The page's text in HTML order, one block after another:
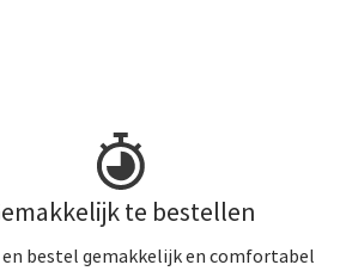
te bestellen
bestel gemakkelijk en comfortabel